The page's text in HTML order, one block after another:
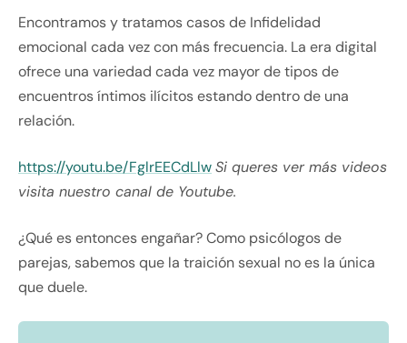
Encontramos y tratamos casos de Infidelidad
emocional cada vez con más frecuencia. La era digital
ofrece una variedad cada vez mayor de tipos de
encuentros íntimos ilícitos estando dentro de una
relación.
https://youtu.be/FglrEECdLlwSi queres ver más videos
visita nuestro canal de Youtube.
¿Qué es entonces engañar? Como psicólogos de
parejas, sabemos que la traición sexual no es la única
que duele.